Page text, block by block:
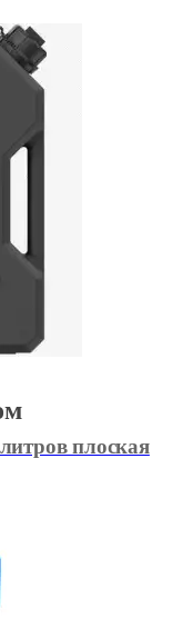
плоская